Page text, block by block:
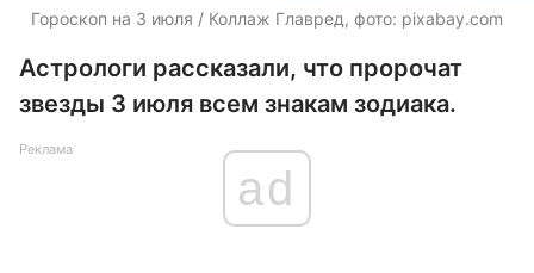
Гороскоп на 3 июля / Коллаж Главред, фото: pixabay.com
Астрологи рассказали, что пророчат
звезды 3 июля всем знакам зодиака.
Реклама
ad